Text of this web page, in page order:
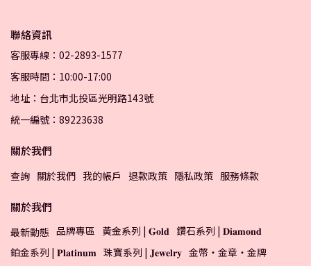
聯絡資訊
客服專線：02-2893-1577
客服時間：10:00-17:00
地址：台北市北投區光明路143號
統一編號：89223638
關於我們
查詢 關於我們 我的帳戶 退款政策 隱私政策 服務條款
關於我們
最新動態 品牌專區 黃金系列 | 𝐆𝐨𝐥𝐝 鑽石系列 | 𝐃𝐢𝐚𝐦𝐨𝐧𝐝
鉑金系列 | 𝐏𝐥𝐚𝐭𝐢𝐧𝐮𝐦 珠寶系列 | 𝐉𝐞𝐰𝐞𝐥𝐫𝐲 金幣・金章・金牌